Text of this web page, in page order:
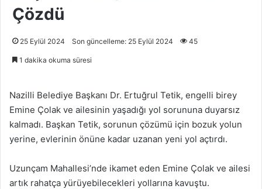
Çözdü
25 Eylül 2024 Son güncelleme: 25 Eylül 2024 45
1 dakika okuma süresi
Nazilli Belediye Başkanı Dr. Ertuğrul Tetik, engelli birey
Emine Çolak ve ailesinin yaşadığı yol sorununa duyarsız
kalmadı. Başkan Tetik, sorunun çözümü için bozuk yolun
yerine, evlerinin önüne kadar uzanan yeni yol açtırdı.
Uzunçam Mahallesi’nde ikamet eden Emine Çolak ve ailesi
artık rahatça yürüyebilecekleri yollarına kavuştu.